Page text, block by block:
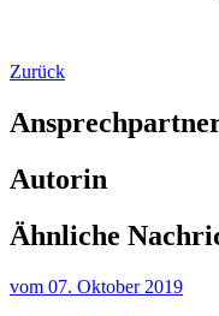
Zurück
Autorin
Ähnliche
vom 07. Oktober 2019